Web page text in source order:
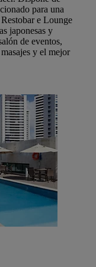
para una
e Lounge
japonesas y
de eventos,
y el mejor